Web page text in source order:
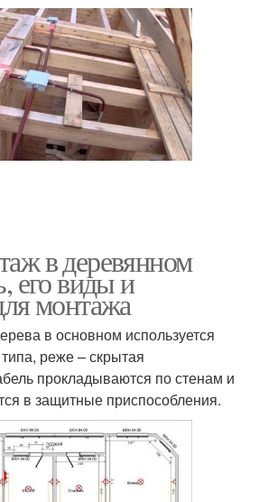
в деревянном
его виды и
монтажа
в основном используется
реже – скрытая
прокладываются по стенам и
в защитные приспособления.